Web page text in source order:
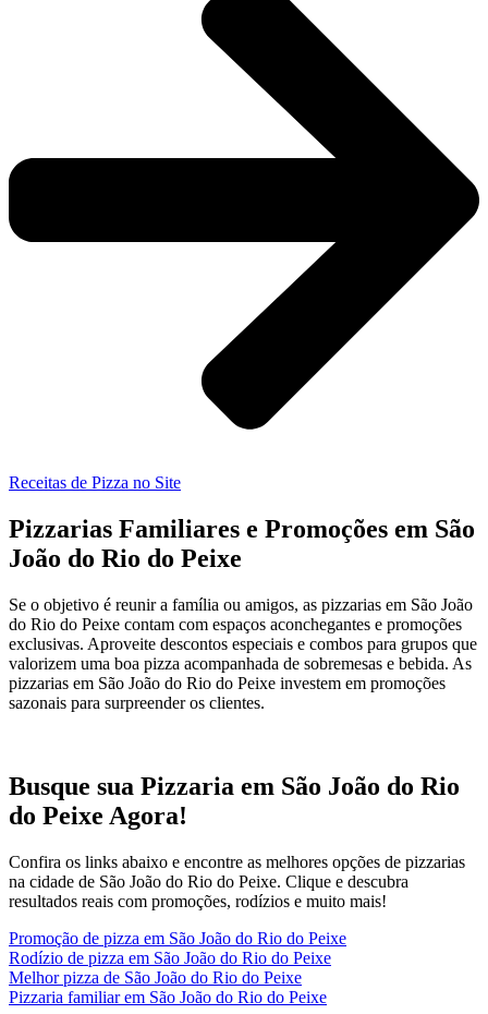
Receitas de Pizza no Site
Pizzarias Familiares e Promoções em São
João do Rio do Peixe
Se o objetivo é reunir a família ou amigos, as pizzarias em São João
do Rio do Peixe contam com espaços aconchegantes e promoções
exclusivas. Aproveite descontos especiais e combos para grupos que
valorizem uma boa pizza acompanhada de sobremesas e bebida. As
pizzarias em São João do Rio do Peixe investem em promoções
sazonais para surpreender os clientes.
Busque sua Pizzaria em São João do Rio
do Peixe Agora!
Confira os links abaixo e encontre as melhores opções de pizzarias
na cidade de São João do Rio do Peixe. Clique e descubra
resultados reais com promoções, rodízios e muito mais!
Promoção de pizza em São João do Rio do Peixe
Rodízio de pizza em São João do Rio do Peixe
Melhor pizza de São João do Rio do Peixe
Pizzaria familiar em São João do Rio do Peixe